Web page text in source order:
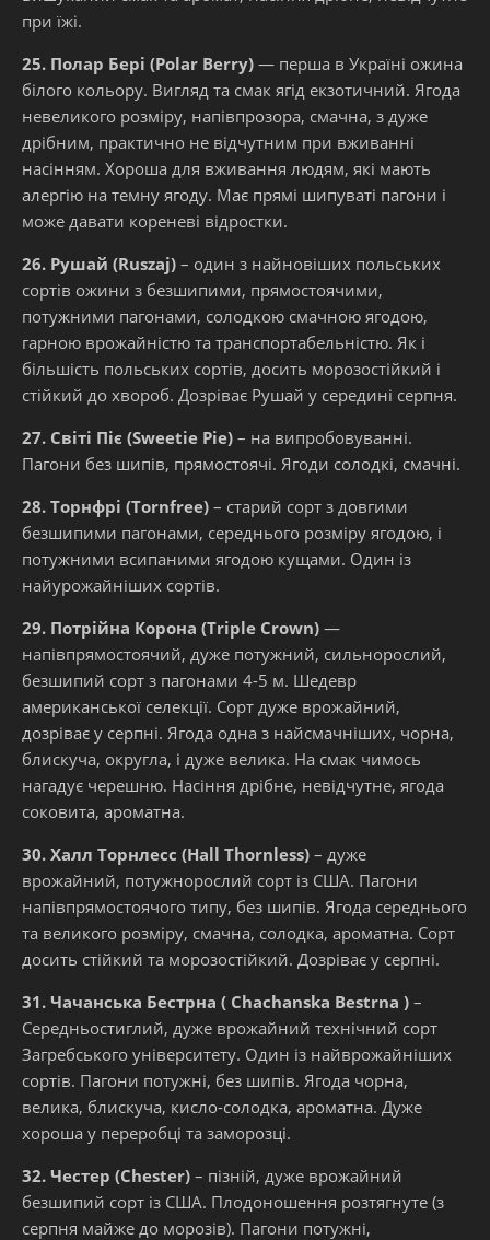
при їжі.
25. Полар Бері (Polar Berry) — перша в Україні ожина
білого кольору. Вигляд та смак ягід екзотичний. Ягода
невеликого розміру, напівпрозора, смачна, з дуже
дрібним, практично не відчутним при вживанні
насінням. Хороша для вживання людям, які мають
алергію на темну ягоду. Має прямі шипуваті пагони і
може давати кореневі відростки.
26. Рушай (Ruszaj) – один з найновіших польських
сортів ожини з безшипими, прямостоячими,
потужними пагонами, солодкою смачною ягодою,
гарною врожайністю та транспортабельністю. Як і
більшість польських сортів, досить морозостійкий і
стійкий до хвороб. Дозріває Рушай у середині серпня.
27. Світі Піє (Sweetie Pie) – на випробовуванні.
Пагони без шипів, прямостоячі. Ягоди солодкі, смачні.
28. Торнфрі (Tornfree) – старий сорт з довгими
безшипими пагонами, середнього розміру ягодою, і
потужними всипаними ягодою кущами. Один із
найурожайніших сортів.
29. Потрійна Корона (Triple Crown) —
напівпрямостоячий, дуже потужний, сильнорослий,
безшипий сорт з пагонами 4-5 м. Шедевр
американської селекції. Сорт дуже врожайний,
дозріває у серпні. Ягода одна з найсмачніших, чорна,
блискуча, округла, і дуже велика. На смак чимось
нагадує черешню. Насіння дрібне, невідчутне, ягода
соковита, ароматна.
30. Халл Торнлесс (Hall Thornless) – дуже
врожайний, потужнорослий сорт із США. Пагони
напівпрямостоячого типу, без шипів. Ягода середнього
та великого розміру, смачна, солодка, ароматна. Сорт
досить стійкий та морозостійкий. Дозріває у серпні.
31. Чачанська Бестрна ( Chachanska Bestrna ) –
Середньостиглий, дуже врожайний технічний сорт
Загребського університету. Один із найврожайніших
сортів. Пагони потужні, без шипів. Ягода чорна,
велика, блискуча, кисло-солодка, ароматна. Дуже
хороша у переробці та заморозці.
32. Честер (Chester) – пізній, дуже врожайний
безшипий сорт із США. Плодоношення розтягнуте (з
серпня майже до морозів). Пагони потужні,